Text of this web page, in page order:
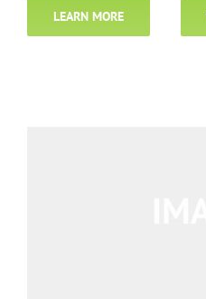
LEARN MORE